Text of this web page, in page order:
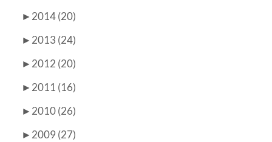
► 2014 (20)
► 2013 (24)
► 2012 (20)
► 2011 (16)
► 2010 (26)
► 2009 (27)